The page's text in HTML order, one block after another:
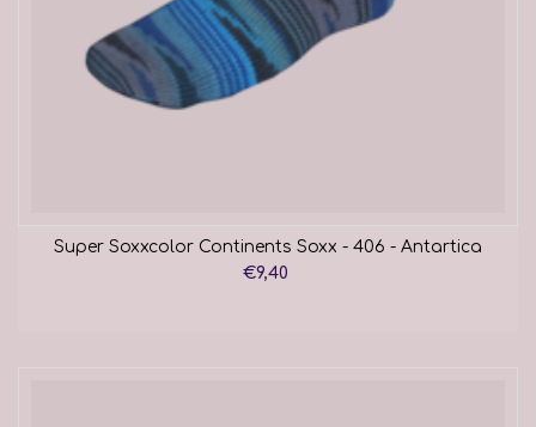
Super Soxxcolor Continents Soxx - 406 - Antartica
€9,40